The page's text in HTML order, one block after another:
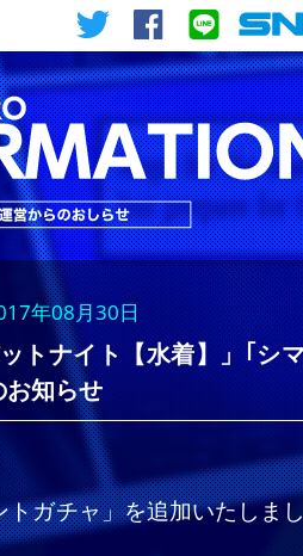
年08月30日
トナイト【水着】」｢シ
お知らせ
トガチャ」を追加いたしま